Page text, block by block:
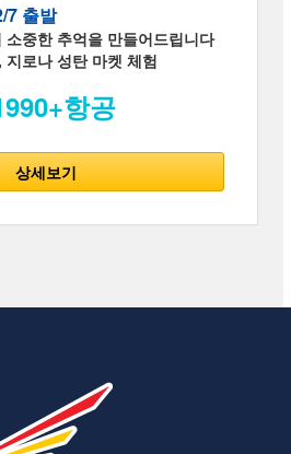
7 출발
중한 추억을 만들어드립니다
로나 성탄 마켓 체험
항공
상세보기